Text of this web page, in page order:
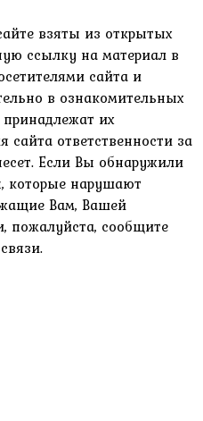
взяты из открытых
ссылку на материал в
сайта и
в ознакомительных
их
сайта ответственности за
Если Вы обнаружили
которые нарушают
Вам, Вашей
пожалуйста, сообщите